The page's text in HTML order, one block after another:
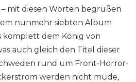
– mit diesen Worten begrüßen
nunmehr siebten Album
komplett dem König von
auch gleich den Titel dieser
rund um Front-Horror-
werden nicht müde,